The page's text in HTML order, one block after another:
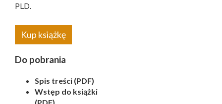
PLD.
Kup książkę
Do pobrania
Spis treści (PDF)
Wstęp do książki